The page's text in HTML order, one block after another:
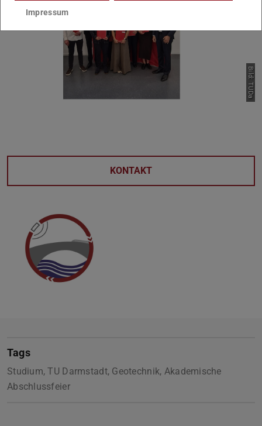
Bild: TUDa
KONTAKT
Tags
Studium, TU Darmstadt, Geotechnik, Akademische
Abschlussfeier
Impressum